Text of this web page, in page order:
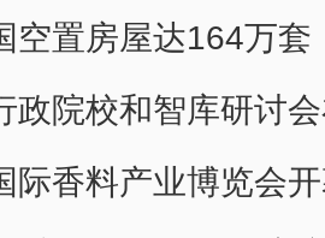
空置房屋达164万套
院校和智库研讨
际香料产业博览会